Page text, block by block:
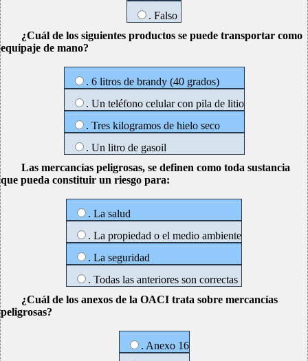
. Falso
¿Cuál de los siguientes productos se puede transportar como
equipaje de mano?
. 6 litros de brandy (40 grados)
. Un teléfono celular con pila de litio
. Tres kilogramos de hielo seco
. Un litro de gasoil
Las mercancías peligrosas, se definen como toda sustancia
que pueda constituir un riesgo para:
. La salud
. La propiedad o el medio ambiente
. La seguridad
. Todas las anteriores son correctas
¿Cuál de los anexos de la OACI trata sobre mercancías
peligrosas?
. Anexo 16